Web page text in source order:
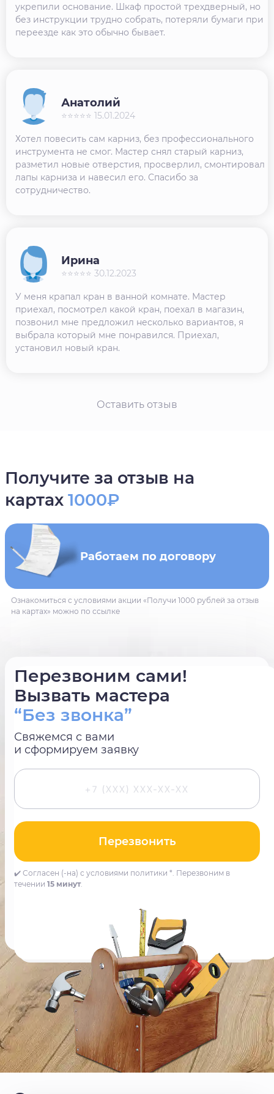
укрепили основание. Шкаф простой трехдверный, но
без инструкции трудно собрать, потеряли бумаги при
переезде как это обычно бывает.
Хотел повесить сам карниз, без профессионального
инструмента не смог. Мастер снял старый карниз,
разметил новые отверстия, просверлил, смонтировал
лапы карниза и навесил его. Спасибо за
сотрудничество.
Анатолий
⭐⭐⭐⭐⭐ 15.01.2024
У меня крапал кран в ванной комнате. Мастер
приехал, посмотрел какой кран, поехал в магазин,
позвонил мне предложил несколько вариантов, я
выбрала который мне понравился. Приехал,
установил новый кран.
Ирина
⭐⭐⭐⭐⭐ 30.12.2023
Оставить отзыв
Перезвоним сами!
Вызвать мастера
“Без звонка”
Свяжемся с вами
и сформируем заявку
Перезвонить
✔️ Согласен (-на) с условиями политики *. Перезвоним в
течении 15 минут.
Получите за отзыв на
картах 1000₽
Работаем по договору
Ознакомиться с условиями акции «Получи 1000 рублей за отзыв
на картах» можно по ссылке